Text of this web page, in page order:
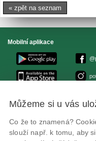
« zpět na seznam
Mobilní aplikace
© Státní zemědělská a
ID datové schránky: avraiqg
IČO: 75014149, DIČ:
Můžeme si u vás
Co že to znamená?
slouží např. k tomu, aby